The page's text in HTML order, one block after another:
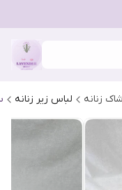
زنانه لباس زیر زنانه